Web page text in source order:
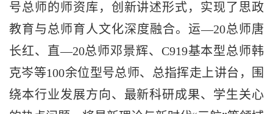
号总师的师资库，创新讲述形式，实现了思政
教育与总师育人文化深度融合。运—20总师唐
长红、直—20总师邓景辉、C919基本型总师韩
克岑等100余位型号总师、总指挥走上讲台，围
绕本行业发展方向、最新科研成果、学生关心